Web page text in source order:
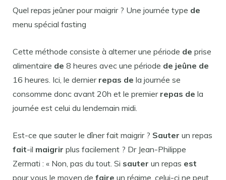
Quel repas jeûner pour maigrir ? Une journée type de
menu spécial fasting
Cette méthode consiste à alterner une période de prise
alimentaire de 8 heures avec une période de jeûne de
16 heures. Ici, le dernier repas de la journée se
consomme donc avant 20h et le premier repas de la
journée est celui du lendemain midi.
Est-ce que sauter le dîner fait maigrir ? Sauter un repas
fait-il maigrir plus facilement ? Dr Jean-Philippe
Zermati : « Non, pas du tout. Si sauter un repas est
pour vous le moyen de faire un régime, celui-ci ne peut